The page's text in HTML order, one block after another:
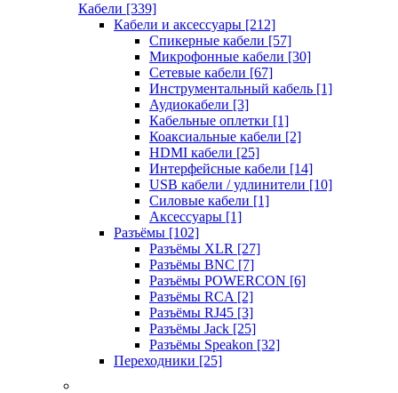
Кабели [339]
Кабели и аксессуары [212]
Спикерные кабели [57]
Микрофонные кабели [30]
Сетевые кабели [67]
Инструментальный кабель [1]
Аудиокабели [3]
Кабельные оплетки [1]
Коаксиальные кабели [2]
HDMI кабели [25]
Интерфейсные кабели [14]
USB кабели / удлинители [10]
Силовые кабели [1]
Аксессуары [1]
Разъёмы [102]
Разъёмы XLR [27]
Разъёмы BNC [7]
Разъёмы POWERCON [6]
Разъёмы RCA [2]
Разъёмы RJ45 [3]
Разъёмы Jack [25]
Разъёмы Speakon [32]
Переходники [25]